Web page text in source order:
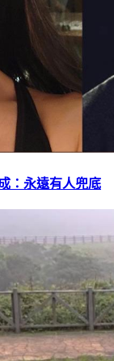
：永遠有人兜底